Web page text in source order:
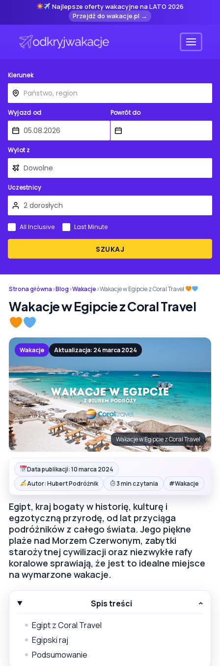
Najlepsze oferty wakacyjne na LATO 2026
Przejdź do wakacje.pl →
Menu
Kierunek
Wyjazd od Powrót do
Wylot z
Uczestnicy
SZUKAJ
All Inclusive Last Minute
Strona główna›Blog›Wakacje›Wakacje w Egipcie z Coral Travel
Wakacje w Egipcie z Coral Travel
Wakacje Aktualizacja: 24 marca 2024
Wakacje w Egipcie z Coral Travel
Data publikacji: 10 marca 2024
Autor: Hubert Podróżnik
3 min czytania #Wakacje
Egipt, kraj bogaty w historię, kulturę i
egzotyczną przyrodę, od lat przyciąga
podróżników z całego świata. Jego piękne
plaże nad Morzem Czerwonym, zabytki
starożytnej cywilizacji oraz niezwykłe rafy
koralowe sprawiają, że jest to idealne miejsce
na wymarzone wakacje.
Spis treści
Egipt z Coral Travel
Egipski raj
Podsumowanie